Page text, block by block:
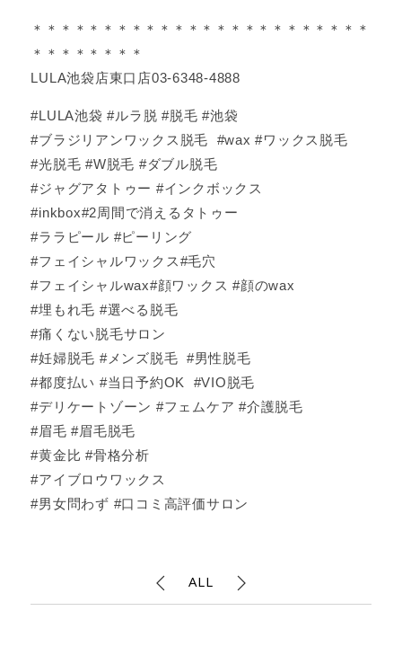
＊＊＊＊＊＊＊＊＊＊＊＊＊＊＊＊＊＊＊＊＊＊＊＊
＊＊＊＊＊＊＊＊
LULA池袋店東口店03-6348-4888
#LULA池袋 #ルラ脱 #脱毛 #池袋
#ブラジリアンワックス脱毛 #wax #ワックス脱毛
#光脱毛 #W脱毛 #ダブル脱毛
#ジャグアタトゥー #インクボックス
#inkbox#2周間で消えるタトゥー
#ララピール #ピーリング
#フェイシャルワックス#毛穴
#フェイシャルwax#顔ワックス #顔のwax
#埋もれ毛 #選べる脱毛
#痛くない脱毛サロン
#妊婦脱毛 #メンズ脱毛 #男性脱毛
#都度払い #当日予約OK #VIO脱毛
#デリケートゾーン #フェムケア #介護脱毛
#眉毛 #眉毛脱毛
#黄金比 #骨格分析
#アイブロウワックス
#男女問わず #口コミ高評価サロン
ALL